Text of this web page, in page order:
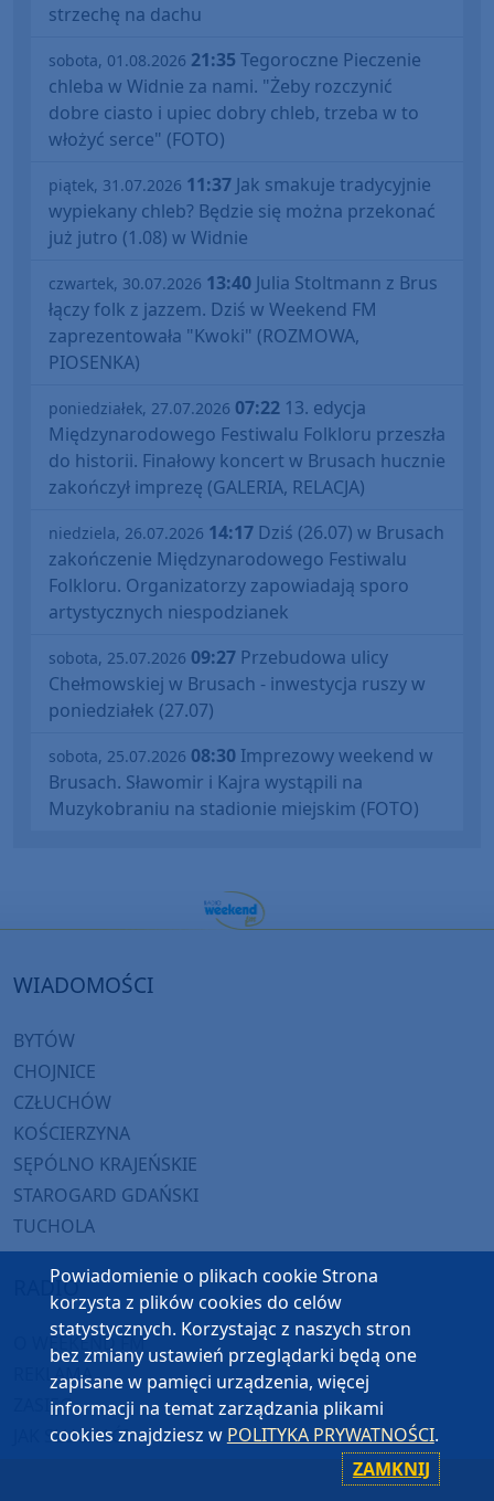
strzechę na dachu
sobota, 01.08.2026 21:35 Tegoroczne Pieczenie
chleba w Widnie za nami. "Żeby rozczynić
dobre ciasto i upiec dobry chleb, trzeba w to
włożyć serce" (FOTO)
piątek, 31.07.2026 11:37 Jak smakuje tradycyjnie
wypiekany chleb? Będzie się można przekonać
już jutro (1.08) w Widnie
czwartek, 30.07.2026 13:40 Julia Stoltmann z Brus
łączy folk z jazzem. Dziś w Weekend FM
zaprezentowała "Kwoki" (ROZMOWA,
PIOSENKA)
poniedziałek, 27.07.2026 07:22 13. edycja
Międzynarodowego Festiwalu Folkloru przeszła
do historii. Finałowy koncert w Brusach hucznie
zakończył imprezę (GALERIA, RELACJA)
niedziela, 26.07.2026 14:17 Dziś (26.07) w Brusach
zakończenie Międzynarodowego Festiwalu
Folkloru. Organizatorzy zapowiadają sporo
artystycznych niespodzianek
sobota, 25.07.2026 09:27 Przebudowa ulicy
Chełmowskiej w Brusach - inwestycja ruszy w
poniedziałek (27.07)
sobota, 25.07.2026 08:30 Imprezowy weekend w
Brusach. Sławomir i Kajra wystąpili na
Muzykobraniu na stadionie miejskim (FOTO)
WIADOMOŚCI
BYTÓW
CHOJNICE
CZŁUCHÓW
KOŚCIERZYNA
SĘPÓLNO KRAJEŃSKIE
STAROGARD GDAŃSKI
TUCHOLA
RADIO
O WEEKEND FM
REKLAMA
ZASIĘG
JAK SŁUCHAĆ?
Powiadomienie o plikach cookie Strona
korzysta z plików cookies do celów
statystycznych. Korzystając z naszych stron
bez zmiany ustawień przeglądarki będą one
zapisane w pamięci urządzenia, więcej
informacji na temat zarządzania plikami
cookies znajdziesz w POLITYKA PRYWATNOŚCI.
ZAMKNIJ